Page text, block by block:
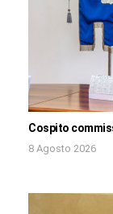
Cospito
8 Agosto 2026